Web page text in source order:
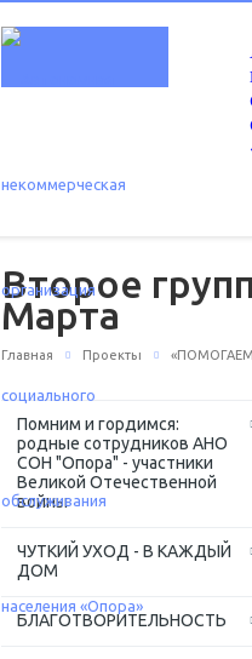
Второе
Марта
Главная Проекты «ПОМОГАЕМ
Помним и гордимся:
родные сотрудников АНО
СОН "Опора" - участники
Великой Отечественной
войны
ЧУТКИЙ УХОД - В КАЖДЫЙ
ДОМ
БЛАГОТВОРИТЕЛЬНОСТЬ